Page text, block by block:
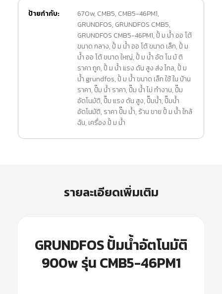
ป้ายกำกับ: 670w, CMB5, CMB5-46PM1,
GRUNDFOS, GRUNDFOS CMB5,
GRUNDFOS CMB5-46PM1, ปั้ ม น้ำ ออ โต้
ขนาด กลาง, ปั้ ม น้ำ ออ โต้ ขนาด เล็ก, ปั้ ม
น้ำ ออ โต้ ขนาด ใหญ่, ปั้ ม น้ำ อัต โน มั ติ
ราคา ถูก, ปั้ ม น้ำ แรง ดัน สูง ส่ง ไกล, ปั้ ม
น้ํา grundfos, ปั้ ม น้ํา ขนาด เล็ก ใช้ ใน บ้าน
ราคา, ปั๊ม น้ำ ราคา, ปั๊ม น้ำ ไม่ ทำงาน, ปั๊ม
อัตโนมัติ, ปั๊ม แรง ดัน สูง, ปั๊มน้ำ, ปั๊มน้ำ
อัตโนมัติ, ราคา ปั๊ม น้ำ, ร้าน ขาย ปั้ ม น้ํา ใกล้
ฉัน, เครื่อง ปั้ ม น้ำ
รายละเอียดเพิ่มเติม
GRUNDFOS ปั้มน้ำอัตโนมัติ
900w รุ่น CMB5-46PM1